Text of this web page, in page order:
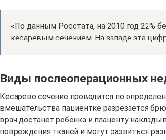
«По данным Росстата, на 2010 год 22%
кесаревым сечением. На западе эта
Виды послеоперационных
Кесарево сечение проводится по
вмешательства пациентке разрезается
врач достанет ребенка и плаценту
повреждения тканей и могут развиться